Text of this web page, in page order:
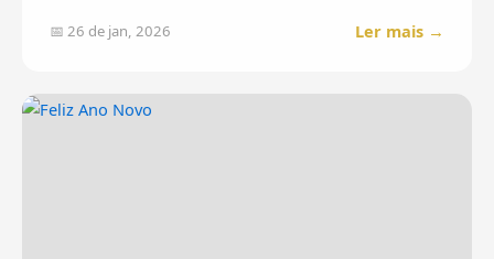
📅 26 de jan, 2026 Ler mais →